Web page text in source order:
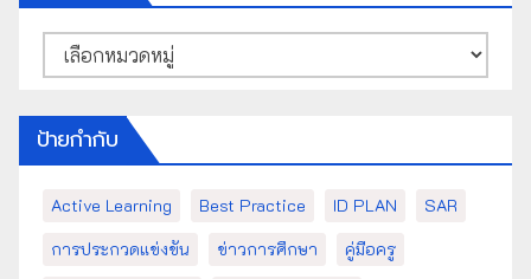
หมวด
หมู่
ป้ายกำกับ
Active Learning Best Practice ID PLAN
SAR
การประกวดแข่งขัน
ข่าวการศึกษา
คู่มือครู